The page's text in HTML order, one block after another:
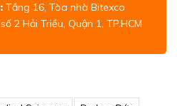
Tầng 16, Tòa nhà Bitexco
2 Hải Triều, Quận 1, TP.HCM